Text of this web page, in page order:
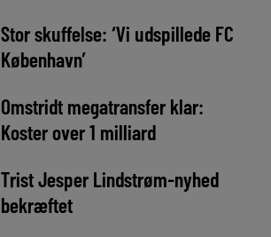
Stor skuffelse: ‘Vi udspillede FC
København’
Omstridt megatransfer klar:
Koster over 1 milliard
Trist Jesper Lindstrøm-nyhed
bekræftet